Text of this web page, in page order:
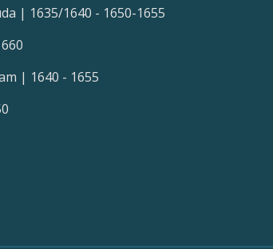
| 1635/1640 - 1650-1655
| 1640 - 1655